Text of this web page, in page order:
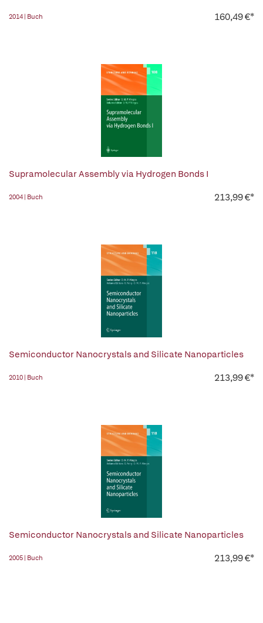
2014 | Buch 160,49 €*
Supramolecular Assembly via Hydrogen Bonds I
2004 | Buch 213,99 €*
Semiconductor Nanocrystals and Silicate Nanoparticles
2010 | Buch 213,99 €*
Semiconductor Nanocrystals and Silicate Nanoparticles
2005 | Buch 213,99 €*